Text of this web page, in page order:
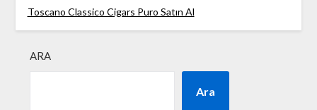
Toscano Classico Cigars Puro Satın Al
ARA
Ara